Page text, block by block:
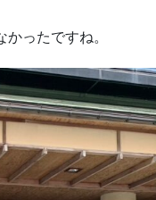
ったですね。